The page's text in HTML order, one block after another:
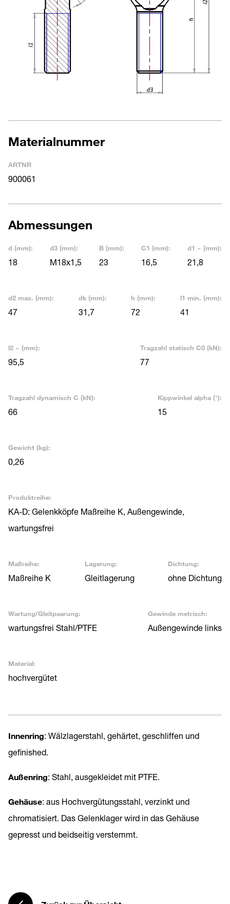
Materialnummer
ARTNR
900061
Abmessungen
d (mm):
18
d3 (mm):
M18x1,5
B (mm):
23
C1 (mm):
16,5
d1 ~ (mm):
21,8
d2 max. (mm):
47
dk (mm):
31,7
h (mm):
72
l1 min. (mm):
41
l2 ~ (mm):
95,5
Tragzahl statisch C0 (kN):
77
Tragzahl dynamisch C (kN):
66
Kippwinkel alpha (°):
15
Gewicht (kg):
0,26
Produktreihe:
KA-D: Gelenkköpfe Maßreihe K, Außengewinde,
wartungsfrei
Maßreihe:
Maßreihe K
Lagerung:
Gleitlagerung
Dichtung:
ohne Dichtung
Wartung/Gleitpaarung:
wartungsfrei Stahl/PTFE
Gewinde metrisch:
Außengewinde links
Material:
hochvergütet
Innenring: Wälzlagerstahl, gehärtet, geschliffen und
gefinished.
Außenring: Stahl, ausgekleidet mit PTFE.
Gehäuse: aus Hochvergütungsstahl, verzinkt und
chromatisiert. Das Gelenklager wird in das Gehäuse
gepresst und beidseitig verstemmt.